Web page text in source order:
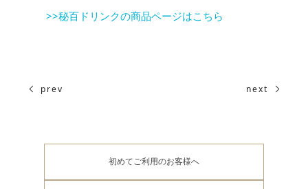
>>秘百ドリンクの商品ページはこちら
prev next
初めてご利用のお客様へ